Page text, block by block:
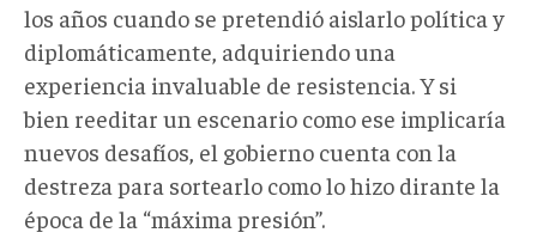
los años cuando se pretendió aislarlo política y
diplomáticamente, adquiriendo una
experiencia invaluable de resistencia. Y si
bien reeditar un escenario como ese implicaría
nuevos desafíos, el gobierno cuenta con la
destreza para sortearlo como lo hizo dirante la
época de la “máxima presión”.